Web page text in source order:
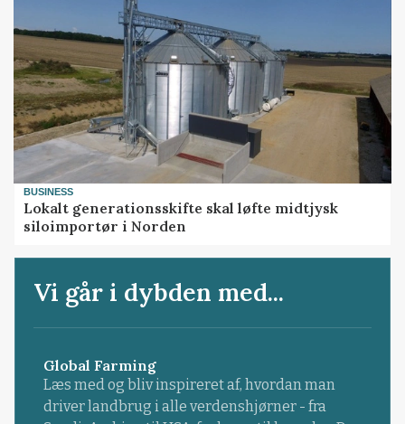
BUSINESS
Lokalt generationsskifte skal løfte midtjysk
siloimportør i Norden
Vi går i dybden med...
Global Farming
Læs med og bliv inspireret af, hvordan man
driver landbrug i alle verdenshjørner - fra